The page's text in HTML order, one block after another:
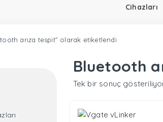
Cihazları
arıza tespit” olarak etiketlendi
Bluetooth
Tek bir sonuç